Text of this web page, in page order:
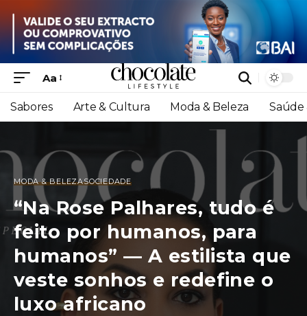
Aa
Sabores Arte & Cultura Moda & Beleza Saúde
MODA & BELEZASOCIEDADE
“Na Rose Palhares, tudo é
feito por humanos, para
humanos” — A estilista que
veste sonhos e redefine o
luxo africano